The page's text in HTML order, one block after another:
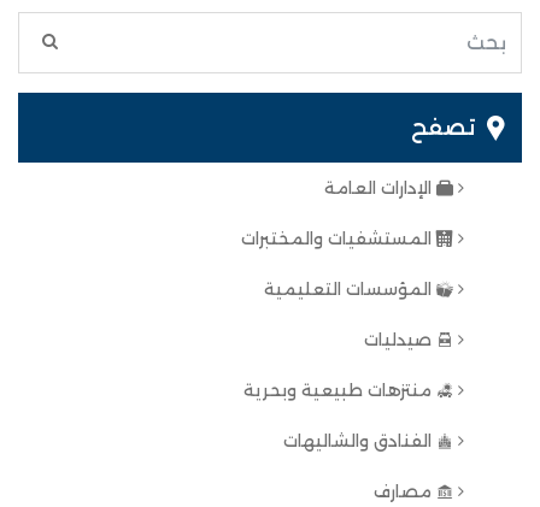
تصفح
الإدارات العامة
المستشفيات والمختبرات
المؤسسات التعليمية
صيدليات
منتزهات طبيعية وبحرية
الفنادق والشاليهات
مصارف